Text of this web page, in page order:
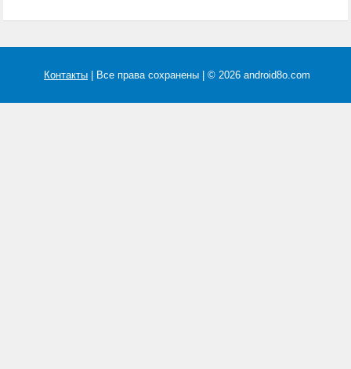
Контакты | Все права сохранены | © 2026 android8o.com